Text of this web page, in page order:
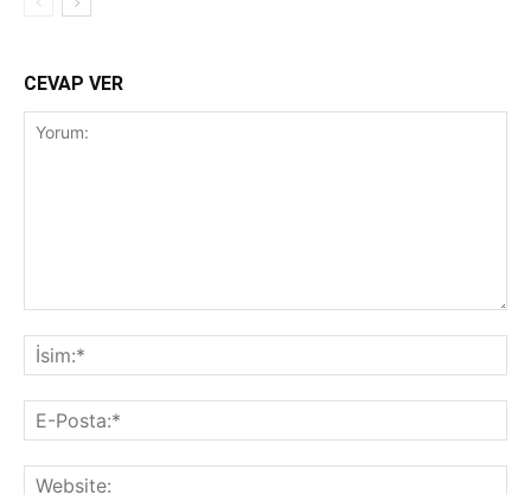
CEVAP VER